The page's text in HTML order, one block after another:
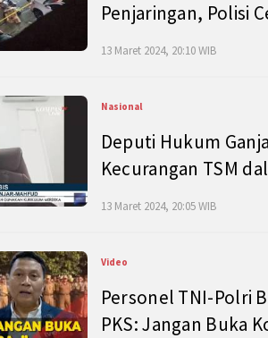
Penjaringan, Polisi
13 Maret 2024, 20:10 WIB
Nasional
Deputi Hukum
Kecurangan TSM
13 Maret 2024, 20:05 WIB
Video
Personel TNI-Polri
PKS: Jangan Buka